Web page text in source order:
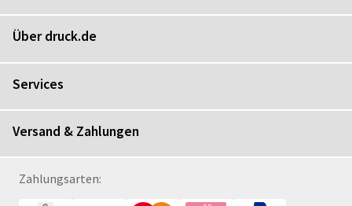
Über druck.de
Services
Versand & Zahlungen
Zahlungsarten: